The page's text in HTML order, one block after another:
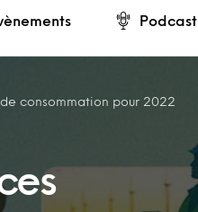
Podcast
consommation pour 2022